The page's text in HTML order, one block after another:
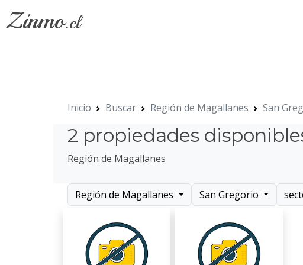
Zinmo.cl
Inicio Buscar Región de Magallanes San
2 propiedades
Región de Magallanes
Región de Magallanes San Gregorio